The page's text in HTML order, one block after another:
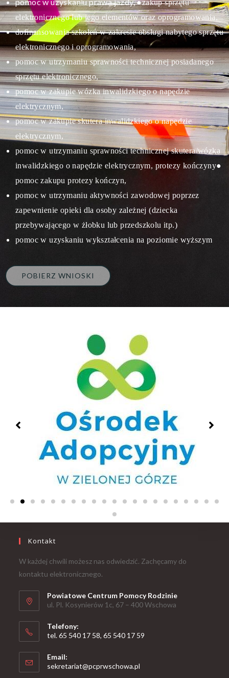
●zakup sprzętu
elektronicznego lub jego elementów oraz oprogramowania,
dofinansowania szkoleń w zakresie obsługi nabytego sprzętu
elektronicznego i oprogramowania,
pomoc w utrzymaniu sprawności technicznej posiadanego
sprzętu elektronicznego,
pomoc w zakupie wózka inwalidzkiego o napędzie
elektrycznym,
pomoc w zakupie skutera inwalidzkiego o napędzie
elektrycznym,
pomoc w utrzymaniu sprawności technicznej skutera/wózka
inwalidzkiego o napędzie elektrycznym, protezy kończyny●
pomoc zakupu protezy kończyn,
pomoc w utrzymaniu aktywności zawodowej poprzez
zapewnienie opieki dla osoby zależnej (dziecka
przebywającego w żłobku lub przedszkolu itp.)
pomoc w uzyskaniu wykształcenia na poziomie wyższym
POBIERZ WNIOSKI
Kontakt
W każdej chwili możesz nas odwiedzić. Zachęcamy do
kontaktu elektronicznego.
Powiatowe Centrum Pomocy Rodzinie
ul. Pl. Kosynierów 1c, 67 – 400 Wschowa
Telefony:
tel. 65 540 17 58, 65 540 17 59
Email:
sekretariat@pcprwschowa.pl